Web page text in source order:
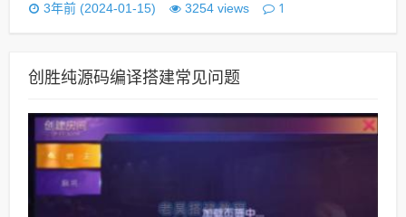
3年前 (2024-01-15) 3254 views 1
创胜纯源码编译搭建常见问题